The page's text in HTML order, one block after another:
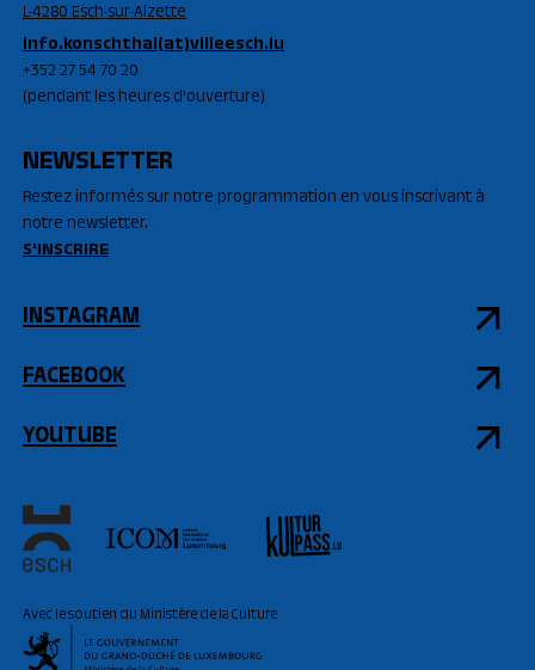
L-4280 Esch-sur-Alzette
info.konschthal(at)villeesch.lu
+352 27 54 70 20
(pendant les heures d'ouverture)
NEWSLETTER
Restez informés sur notre programmation en vous inscrivant à
notre newsletter.
S'INSCRIRE
INSTAGRAM
FACEBOOK
YOUTUBE
Avec le soutien du Ministère de la Culture